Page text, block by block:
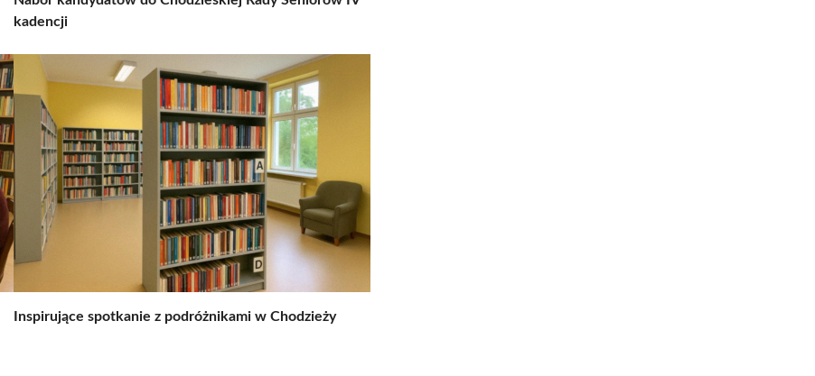
kadencji
Inspirujące spotkanie z podróżnikami w Chodzieży